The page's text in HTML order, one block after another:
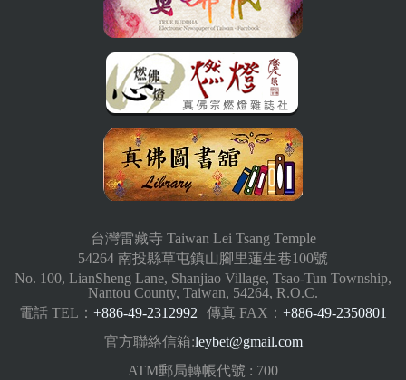
台灣雷藏寺 Taiwan Lei Tsang Temple
54264 南投縣草屯鎮山腳里蓮生巷100號
No. 100, LianSheng Lane, Shanjiao Village, Tsao-Tun Township,
Nantou County, Taiwan, 54264, R.O.C.
電話 TEL： +886-49-2312992 傳真 FAX： +886-49-2350801
官方聯絡信箱:leybet@gmail.com
ATM郵局轉帳代號 : 700